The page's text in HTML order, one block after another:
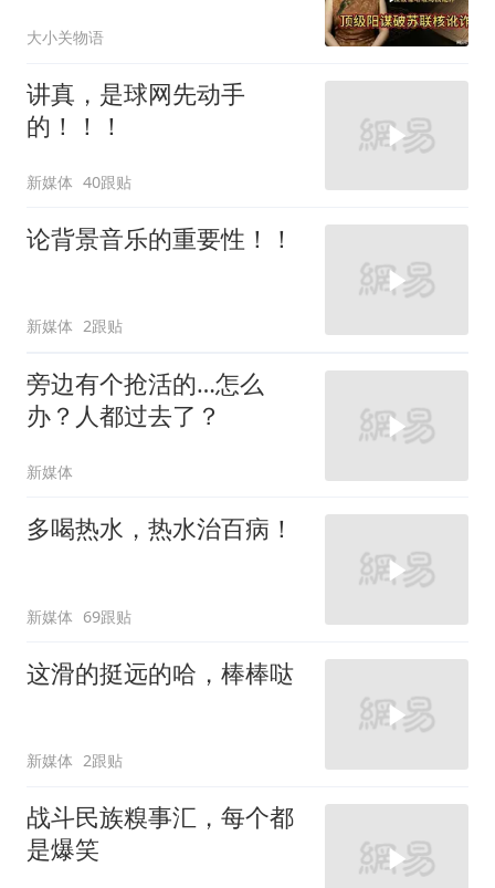
大小关物语
讲真，是球网先动手
的！！！
新媒体 40跟贴
论背景音乐的重要性！！
新媒体 2跟贴
旁边有个抢活的…怎么
办？人都过去了？
新媒体
多喝热水，热水治百病！
新媒体 69跟贴
这滑的挺远的哈，棒棒哒
新媒体 2跟贴
战斗民族糗事汇，每个都
是爆笑